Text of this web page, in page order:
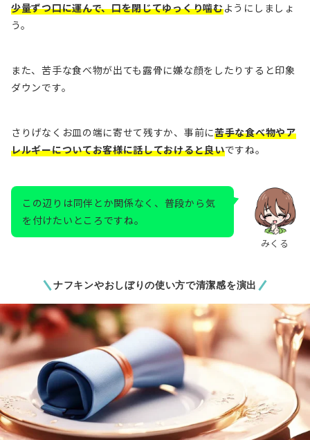
少量ずつ口に運んで、口を閉じてゆっくり噛むようにしましょ
う。
また、苦手な食べ物が出ても露骨に嫌な顔をしたりすると印象
ダウンです。
さりげなくお皿の端に寄せて残すか、事前に苦手な食べ物やア
レルギーについてお客様に話しておけると良いですね。
みくる
この辺りは同伴とか関係なく、普段から気
を付けたいところですね。
ナフキンやおしぼりの使い方で清潔感を演出